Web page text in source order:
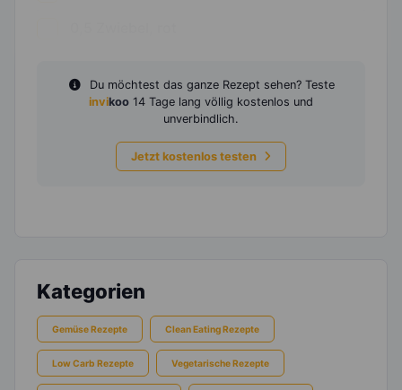
Du möchtest das ganze Rezept sehen? Teste
invikoo 14 Tage lang völlig kostenlos und
unverbindlich.
Jetzt kostenlos testen
Kategorien
Gemüse Rezepte Clean Eating Rezepte
Low Carb Rezepte Vegetarische Rezepte